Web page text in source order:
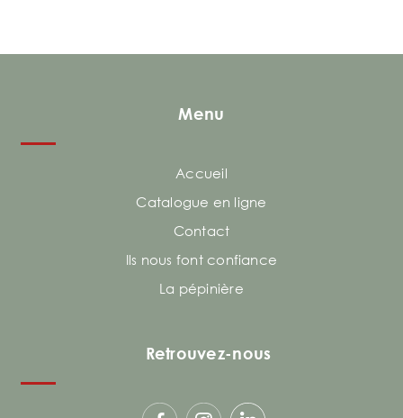
Menu
Accueil
Catalogue en ligne
Contact
Ils nous font confiance
La pépinière
Retrouvez-nous